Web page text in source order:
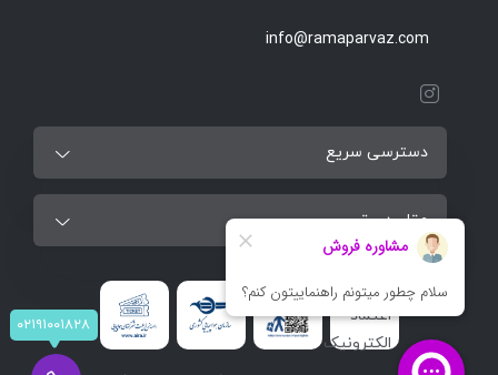
۰۲۱۹۱۰۰۱۸۲۸
info@ramaparvaz.com
دسترسی سریع
مقاصد برتر